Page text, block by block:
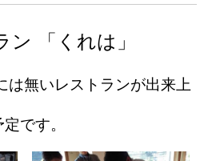
「くれは」
は無いレストランが出来上
です。